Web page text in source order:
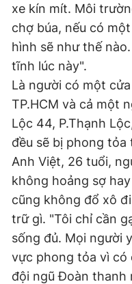
xe kín mít. Môi
chợ búa, nếu có
hình sẽ như thế
tĩnh lúc này".
Là người có một cửa
TP.HCM và cả một
Lộc 44, P.Thạnh
đều sẽ bị phong tỏa
Anh Việt, 26 tuổi,
không hoảng sợ
cũng không đổ xô
trữ gì. "Tôi chỉ cần
sống đủ. Mọi người
vực phong tỏa vì có
đội ngũ Đoàn thanh